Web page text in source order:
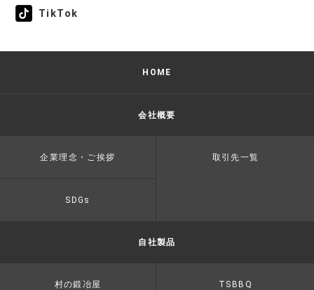
TikTok
HOME
会社概要
企業理念・ご挨拶 取引先一覧
SDGs
自社製品
村の鍛冶屋 TSBBQ